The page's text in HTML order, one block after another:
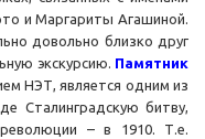
и Маргариты Агашиной.
довольно близко друг
экскурсию. Памятник
НЭТ, является одним из
Сталинградскую битву,
– в 1910. Т.е.